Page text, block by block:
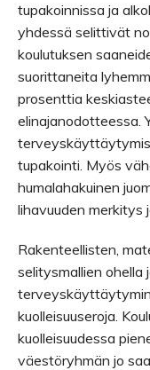
tupakoinnissa ja
yhdessä selittivät
koulutuksen
suorittaneita
prosenttia
elinajanodotteessa.
tupakointi. Myös
humalahakuinen
lihavuuden merkitys
Rakenteellisten,
selitysmallien ohella
kuolleisuuseroja.
kuolleisuudessa
väestöryhmän jo